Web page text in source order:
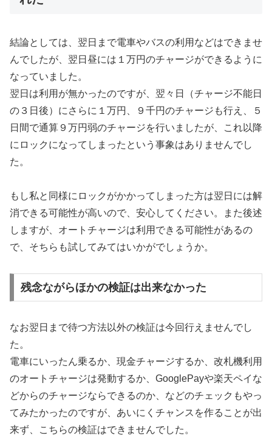
結論としては、翌日まで電車やバスの利用などはできませ
んでしたが、翌日昼には１万円のチャージができるように
なっていました。
翌日は利用が無かったのですが、翌々日（チャージ不能日
の３日後）にさらに１万円、９千円のチャージも行え、５
日間で通算９万円弱のチャージを行いましたが、これ以降
にロックになってしまったという事象はありませんでし
た。
もし私と同様にロックがかかってしまった方は翌日には解
消できる可能性が高いので、安心してください。また後述
しますが、オートチャージは利用できる可能性があるの
で、そちらも試してみてはいかがでしょうか。
残念ながらほかの検証は出来なかった
なお翌日まで待つ方法以外の検証は今回行えませんでし
た。
電車にいったん乗るか、現金チャージするか、改札機利用
のオートチャージは発動するか、GooglePayや楽天ペイな
どからのチャージならできるのか、などのチェックもやっ
てみたかったのですが、あいにくチャンスを作ることが出
来ず、こちらの検証はできませんでした。